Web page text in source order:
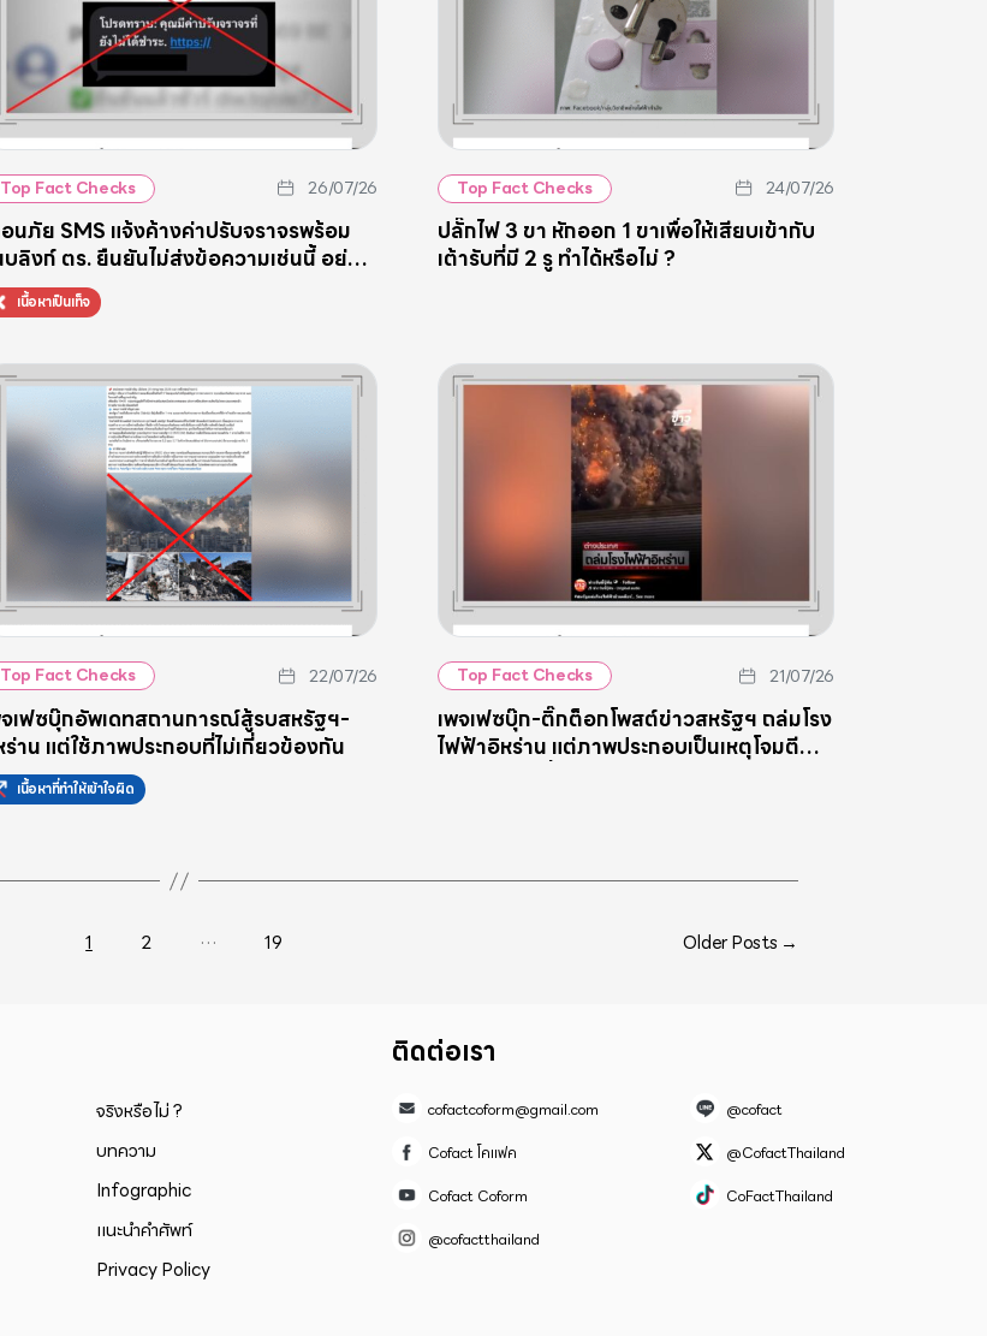
Top Fact Checks 26/07/26
นภัย SMS แจ้งค้างค่าปรับจราจรพร้อม
บลิงก์ ตร. ยืนยันไม่ส่งข้อความเช่นนี้ อย่า
-อย่ากดลิงก์
เนื้อหาเป็นเท็จ
Top Fact Checks 24/07/26
ปลั๊กไฟ 3 ขา หักออก 1 ขาเพื่อให้เสียบเข้ากับ
เต้ารับที่มี 2 รู ทำได้หรือไม่ ?
Top Fact Checks 22/07/26
จเฟซบุ๊กอัพเดทสถานการณ์สู้รบสหรัฐฯ-
าน แต่ใช้ภาพประกอบที่ไม่เกี่ยวข้องกัน
เนื้อหาที่ทำให้เข้าใจผิด
Top Fact Checks 21/07/26
เพจเฟซบุ๊ก-ติ๊กต็อกโพสต์ข่าวสหรัฐฯ ถล่มโรง
ไฟฟ้าอิหร่าน แต่ภาพประกอบเป็นเหตุโจมตี
1 2 … 19 OlderPosts →
จริงหรือไม่ ?
บทความ
Infographic
แนะนำคำศัพท์
Privacy Policy
ติดต่อเรา
cofactcoform@gmail.com
@cofact
Cofact โคแฟค
@CofactThailand
Cofact Coform
CoFactThailand
@cofactthailand